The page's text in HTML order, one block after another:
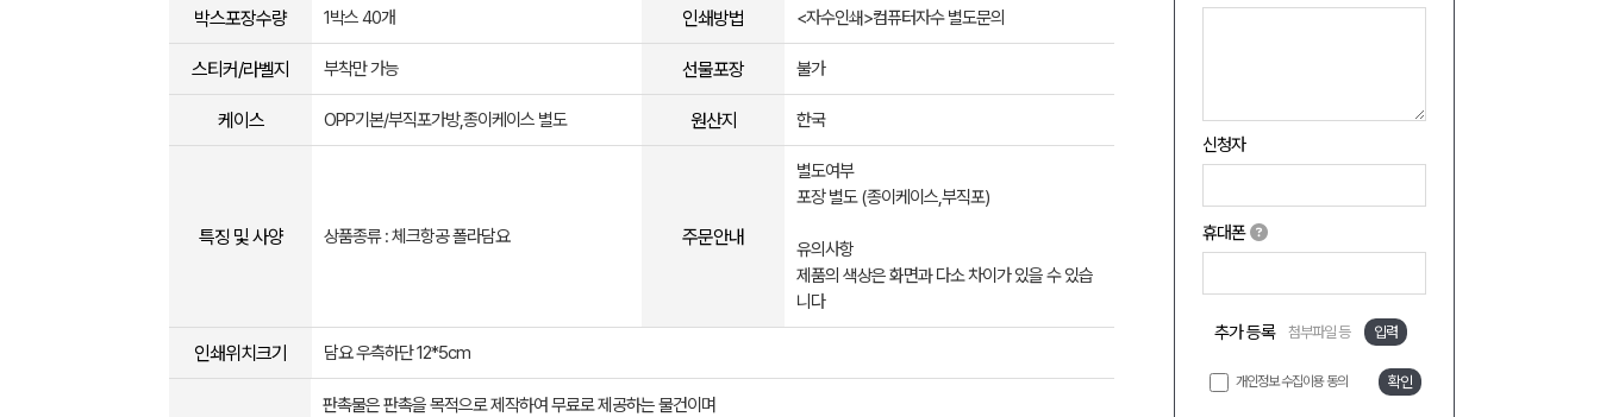
신청자
휴대폰
추가 등록 첨부파일 등 입력
개인정보 수집이용 동의 확인
박스포장수량 1박스 40개 인쇄방법 <자수인쇄>컴퓨터자수 별도문의
스티커/라벨지 부착만 가능 선물포장 불가
케이스 OPP기본/부직포가방,종이케이스 별도 원산지 한국
특징 및 사양 상품종류 : 체크항공 폴라담요 주문안내
별도여부
포장 별도 (종이케이스,부직포)
유의사항
제품의 색상은 화면과 다소 차이가 있을 수 있습
니다
인쇄위치크기 담요 우측하단 12*5cm
판촉물은 판촉을 목적으로 제작하여 무료로 제공하는 물건이며